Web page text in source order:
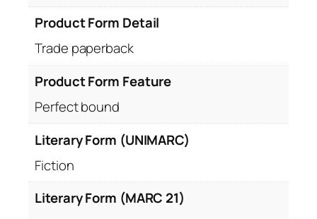
Product Form Detail
Trade paperback
Product Form Feature
Perfect bound
Literary Form (UNIMARC)
Fiction
Literary Form (MARC 21)